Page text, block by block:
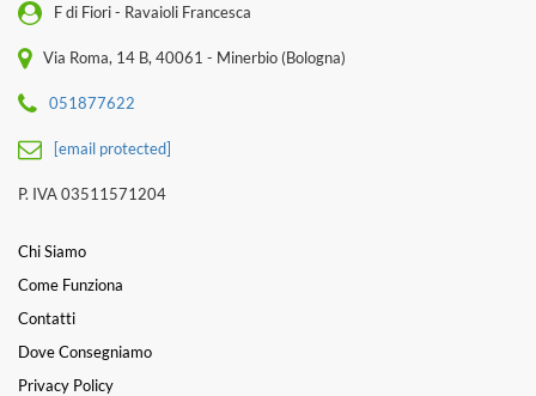
F di Fiori - Ravaioli Francesca
Via Roma, 14 B, 40061 - Minerbio (Bologna)
051877622
[email protected]
P. IVA 03511571204
Chi Siamo
Come Funziona
Contatti
Dove Consegniamo
Privacy Policy